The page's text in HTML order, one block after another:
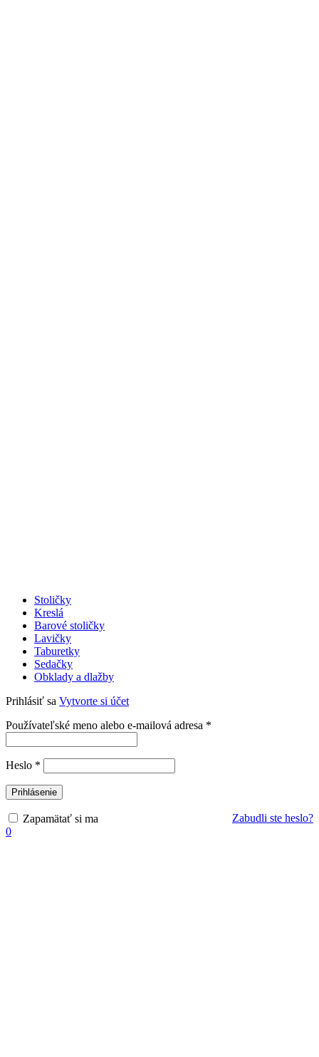
Stoličky
Kreslá
Barové stoličky
Lavičky
Taburetky
Sedačky
Obklady a dlažby
Prihlásiť sa Vytvorte si účet
Používateľské meno alebo e-mailová adresa *
Heslo *
Prihlásenie
Zabudli ste heslo?
Zapamätať si ma
0